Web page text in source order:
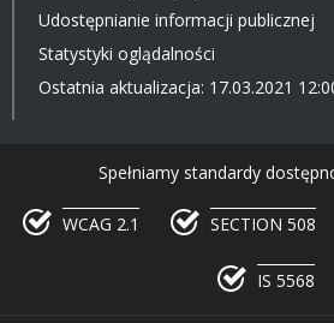
Udostępnianie informacji publicznej
Statystyki oglądalności
Ostatnia aktualizacja: 17.03.2021
Spełniamy standardy
WCAG 2.1 SECTION 508
IS 5568